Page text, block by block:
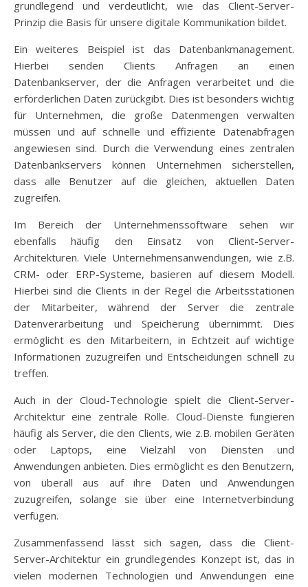
grundlegend und verdeutlicht, wie das Client-Server-
Prinzip die Basis für unsere digitale Kommunikation bildet.
Ein weiteres Beispiel ist das Datenbankmanagement.
Hierbei senden Clients Anfragen an einen
Datenbankserver, der die Anfragen verarbeitet und die
erforderlichen Daten zurückgibt. Dies ist besonders wichtig
für Unternehmen, die große Datenmengen verwalten
müssen und auf schnelle und effiziente Datenabfragen
angewiesen sind. Durch die Verwendung eines zentralen
Datenbankservers können Unternehmen sicherstellen,
dass alle Benutzer auf die gleichen, aktuellen Daten
zugreifen.
Im Bereich der Unternehmenssoftware sehen wir
ebenfalls häufig den Einsatz von Client-Server-
Architekturen. Viele Unternehmensanwendungen, wie z.B.
CRM- oder ERP-Systeme, basieren auf diesem Modell.
Hierbei sind die Clients in der Regel die Arbeitsstationen
der Mitarbeiter, während der Server die zentrale
Datenverarbeitung und Speicherung übernimmt. Dies
ermöglicht es den Mitarbeitern, in Echtzeit auf wichtige
Informationen zuzugreifen und Entscheidungen schnell zu
treffen.
Auch in der Cloud-Technologie spielt die Client-Server-
Architektur eine zentrale Rolle. Cloud-Dienste fungieren
häufig als Server, die den Clients, wie z.B. mobilen Geräten
oder Laptops, eine Vielzahl von Diensten und
Anwendungen anbieten. Dies ermöglicht es den Benutzern,
von überall aus auf ihre Daten und Anwendungen
zuzugreifen, solange sie über eine Internetverbindung
verfügen.
Zusammenfassend lässt sich sagen, dass die Client-
Server-Architektur ein grundlegendes Konzept ist, das in
vielen modernen Technologien und Anwendungen eine